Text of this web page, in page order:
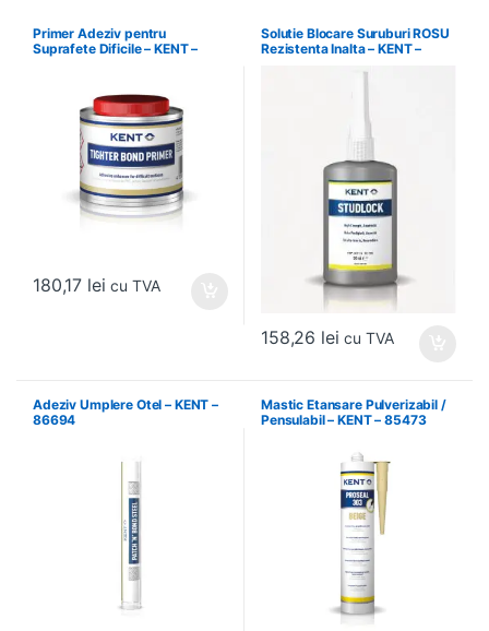
Primer Adeziv pentru
Suprafete Dificile – KENT –
180,17 lei cu TVA
Solutie Blocare Suruburi ROSU
Rezistenta Inalta – KENT –
158,26 lei cu TVA
Adeziv Umplere Otel – KENT –
86694
Mastic Etansare Pulverizabil /
Pensulabil – KENT – 85473